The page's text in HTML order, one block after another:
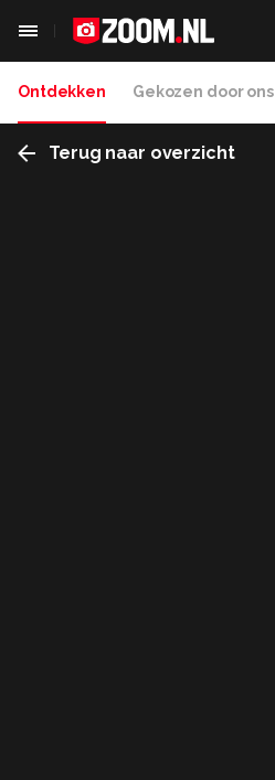
Ontdekken Gekozen door ons
Terug naar overzicht